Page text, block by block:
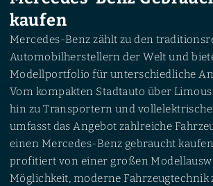
kaufen
Mercedes-Benz zählt zu den
Automobilherstellern der Welt und
Modellportfolio für unterschiedliche
Vom kompakten Stadtauto über
hin zu Transportern und
umfasst das Angebot zahlreiche
einen Mercedes-Benz gebraucht
profitiert von einer großen
Möglichkeit, moderne Fahrzeugtechnik